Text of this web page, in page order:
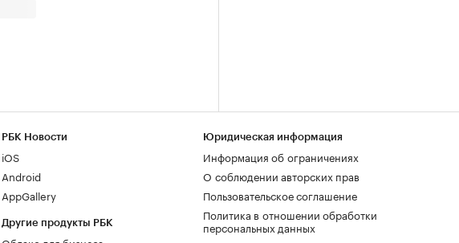
РБК Новости
iOS
Android
AppGallery
Другие продукты РБК
Юридическая информация
Информация об ограничениях
О соблюдении авторских прав
Пользовательское соглашение
Политика в отношении обработки
персональных данных